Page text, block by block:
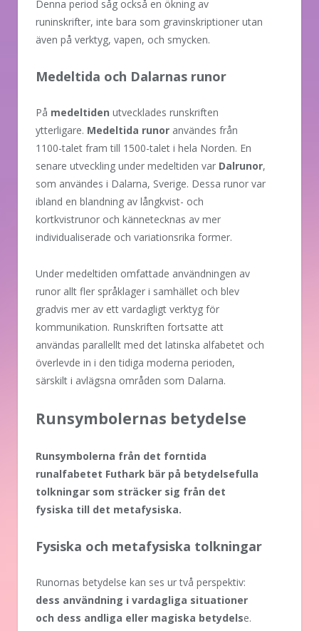
Denna period såg också en ökning av
runinskrifter, inte bara som gravinskriptioner utan
även på verktyg, vapen, och smycken.
Medeltida och Dalarnas runor
På medeltiden utvecklades runskriften
ytterligare. Medeltida runor användes från
1100-talet fram till 1500-talet i hela Norden. En
senare utveckling under medeltiden var Dalrunor,
som användes i Dalarna, Sverige. Dessa runor var
ibland en blandning av långkvist- och
kortkvistrunor och kännetecknas av mer
individualiserade och variationsrika former.
Under medeltiden omfattade användningen av
runor allt fler språklager i samhället och blev
gradvis mer av ett vardagligt verktyg för
kommunikation. Runskriften fortsatte att
användas parallellt med det latinska alfabetet och
överlevde in i den tidiga moderna perioden,
särskilt i avlägsna områden som Dalarna.
Runsymbolernas betydelse
Runsymbolerna från det forntida
runalfabetet Futhark bär på betydelsefulla
tolkningar som sträcker sig från det
fysiska till det metafysiska.
Fysiska och metafysiska tolkningar
Runornas betydelse kan ses ur två perspektiv:
dess användning i vardagliga situationer
och dess andliga eller magiska betydelse.